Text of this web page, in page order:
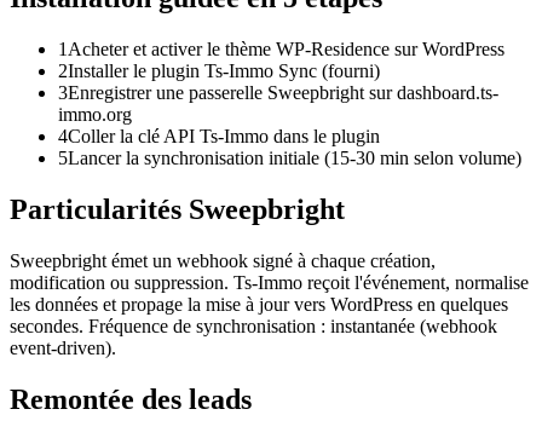
1 Acheter et activer le thème WP-Residence sur WordPress
2Installer le plugin Ts-Immo Sync (fourni)
3Enregistrer une passerelle Sweepbright sur dashboard.ts-
immo.org
4Coller la clé API Ts-Immo dans le plugin
5Lancer la synchronisation initiale (15-30 min selon volume)
Particularités Sweepbright
Sweepbright émet un webhook signé à chaque création,
modification ou suppression. Ts-Immo reçoit l'événement, normalise
les données et propage la mise à jour vers WordPress en quelques
secondes. Fréquence de synchronisation : instantanée (webhook
event-driven).
Remontée des leads